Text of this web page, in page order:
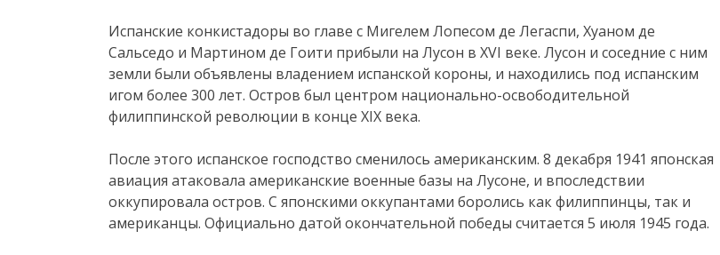
Испанские конкистадоры во главе с Мигелем Лопесом де Легаспи, Хуаном де
Сальседо и Мартином де Гоити прибыли на Лусон в XVI веке. Лусон и соседние с ним
земли были объявлены владением испанской короны, и находились под испанским
игом более 300 лет. Остров был центром национально-освободительной
филиппинской революции в конце XIX века.
После этого испанское господство сменилось американским. 8 декабря 1941 японская
авиация атаковала американские военные базы на Лусоне, и впоследствии
оккупировала остров. С японскими оккупантами боролись как филиппинцы, так и
американцы. Официально датой окончательной победы считается 5 июля 1945 года.